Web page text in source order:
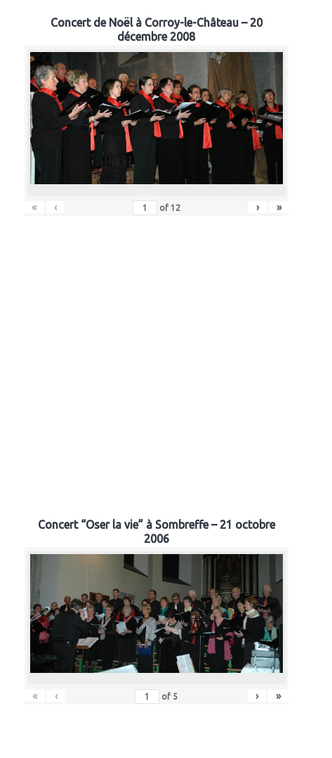
Concert de Noël à Corroy-le-Château – 20
décembre 2008
« ‹ of 12 › »
Concert “Oser la vie” à Sombreffe – 21 octobre
2006
« ‹ of 5 › »